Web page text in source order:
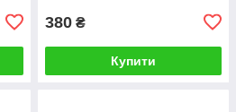
380 ₴
Купити